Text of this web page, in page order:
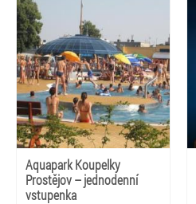
Aquapark Koupelky
Prostějov – jednodenní
vstupenka